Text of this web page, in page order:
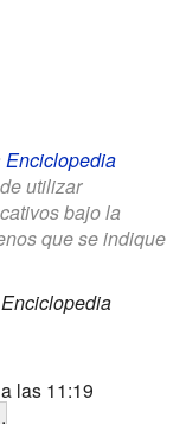
Enciclopedia
utilizar
bajo la
que se indique
Enciclopedia
las 11:19
.